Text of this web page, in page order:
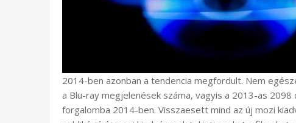
2014-ben azonban a tendencia megfordult. Nem
a Blu-ray megjelenések száma, vagyis a 2013-as
forgalomba 2014-ben. Visszaesett mind az új mozi